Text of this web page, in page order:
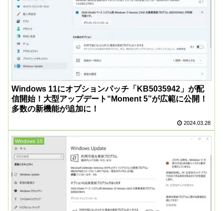
Windows 11にオプションパッチ「KB5035942」が配
信開始！大型アップデート“Moment 5”が広範に公開！
多数の新機能が追加に！
2024.03.28
Windows 10